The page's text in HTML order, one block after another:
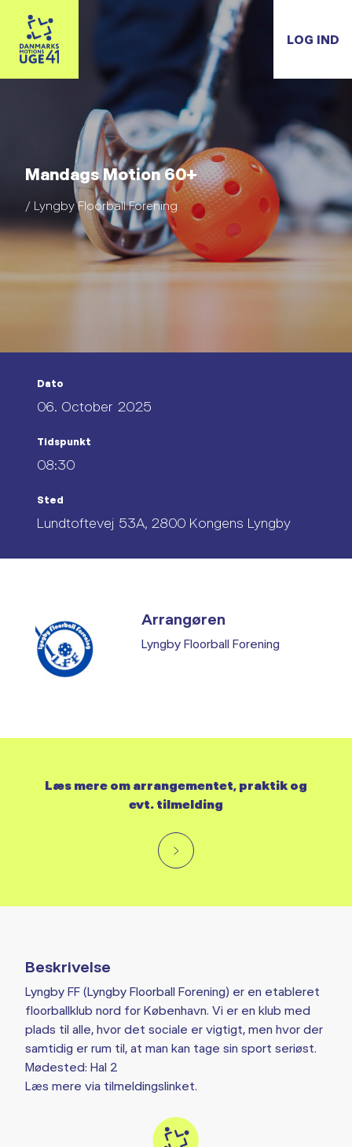
LOG IND
Mandags Motion 60+
/ Lyngby Floorball Forening
Dato
06. October 2025
Tidspunkt
08:30
Sted
Lundtoftevej 53A, 2800 Kongens Lyngby
Beskrivelse
Lyngby FF (Lyngby Floorball Forening) er en etableret
floorballklub nord for København. Vi er en klub med
plads til alle, hvor det sociale er vigtigt, men hvor der
samtidig er rum til, at man kan tage sin sport seriøst.
Mødested: Hal 2
Læs mere via tilmeldingslinket.
Arrangøren
Lyngby Floorball Forening
Læs mere om arrangementet, praktik og
evt. tilmelding